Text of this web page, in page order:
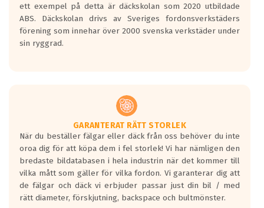
skall bromsa in på en väg där det ligger
0.5-1.5 mm vatten.
I 80km/h kommer skillnaden på
Vid körning i över 50km/h brukar
rullmotståndets ljud överträffa
motorljudet.
På däckmärkningen kommer det finnas
en symbol av ett däck med vågar. Hög
bullernivå markeras med svarta vågor
medans de vita vågorna påvisar om det är
ett tyst däck.
ett exempel på detta är däckskolan som 2020 utbildade
ABS. Däckskolan drivs av Sveriges fordonsverkstäders
förening som innehar över 2000 svenska verkstäder under
sin ryggrad.
GARANTERAT RÄTT STORLEK
När du beställer fälgar eller däck från oss behöver du inte
oroa dig för att köpa dem i fel storlek! Vi har nämligen den
bredaste bildatabasen i hela industrin när det kommer till
vilka mått som gäller för vilka fordon. Vi garanterar dig att
de fälgar och däck vi erbjuder passar just din bil / med
rätt diameter, förskjutning, backspace och bultmönster.